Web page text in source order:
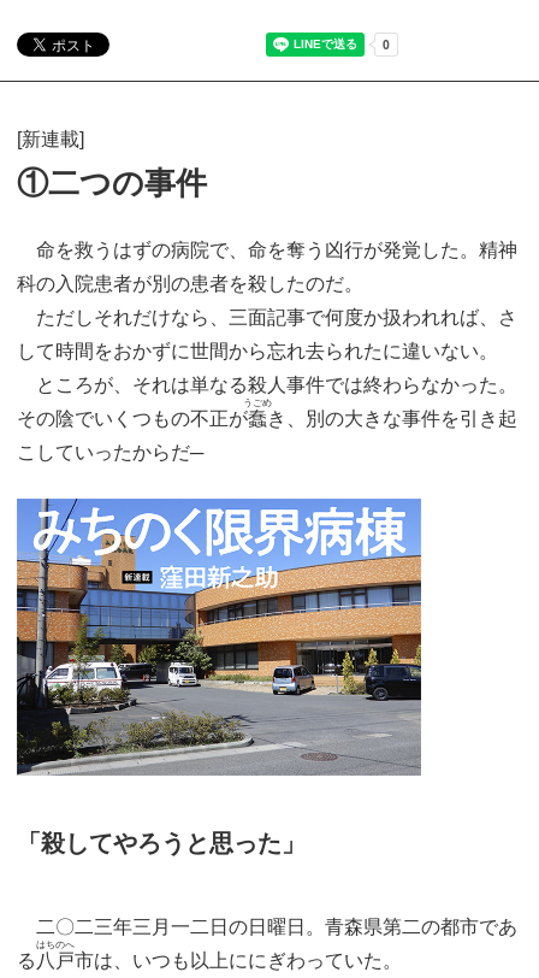
[新連載]
①二つの事件
命を救うはずの病院で、命を奪う凶行が発覚した。精神
科の入院患者が別の患者を殺したのだ。
ただしそれだけなら、三面記事で何度か扱われれば、さ
して時間をおかずに世間から忘れ去られたに違いない。
ところが、それは単なる殺人事件では終わらなかった。
その陰でいくつもの不正が蠢
うごめ
き、別の大きな事件を引き起
こしていったからだ─
「殺してやろうと思った」
二〇二三年三月一二日の日曜日。青森県第二の都市であ
る 八戸
はちのへ
市は、いつも以上ににぎわっていた。